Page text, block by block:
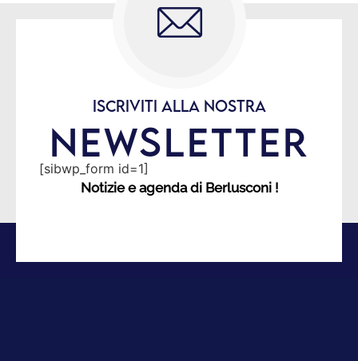
ISCRIVITI ALLA NOSTRA
NEWSLETTER
[sibwp_form id=1]
Notizie e agenda di Berlusconi !